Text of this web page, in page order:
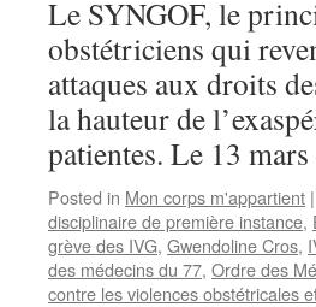
Le SYNGOF, le
obstétriciens qui
attaques aux droits
la hauteur de
patientes. Le 13
Posted in Mon corps m'appartient |
disciplinaire de première instance,
grève des IVG, Gwendoline Cros,
des médecins du 77, Ordre des
contre les violences obstétricales